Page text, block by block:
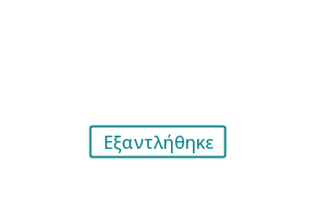
Εξαντλήθηκε